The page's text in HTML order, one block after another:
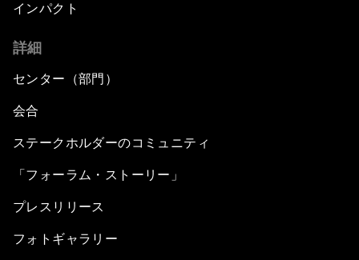
インパクト
詳細
センター（部門）
会合
ステークホルダーのコミュニティ
「フォーラム・ストーリー」
プレスリリース
フォトギャラリー